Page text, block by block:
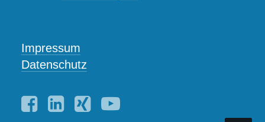
Impressum
Datenschutz